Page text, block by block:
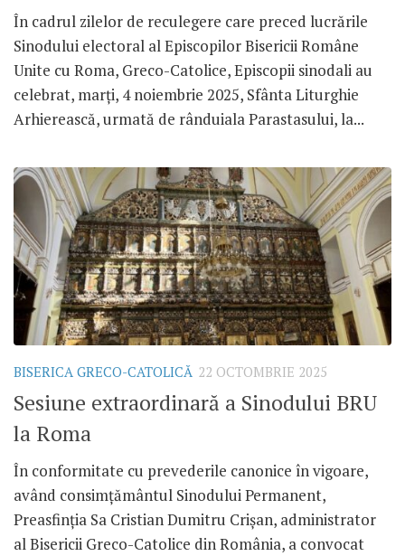
În cadrul zilelor de reculegere care preced lucrările
Sinodului electoral al Episcopilor Bisericii Române
Unite cu Roma, Greco-Catolice, Episcopii sinodali au
celebrat, marți, 4 noiembrie 2025, Sfânta Liturghie
Arhierească, urmată de rânduiala Parastasului, la...
BISERICA GRECO-CATOLICĂ 22 OCTOMBRIE 2025
Sesiune extraordinară a Sinodului BRU
la Roma
În conformitate cu prevederile canonice în vigoare,
având consimțământul Sinodului Permanent,
Preasfinția Sa Cristian Dumitru Crișan, administrator
al Bisericii Greco-Catolice din România, a convocat